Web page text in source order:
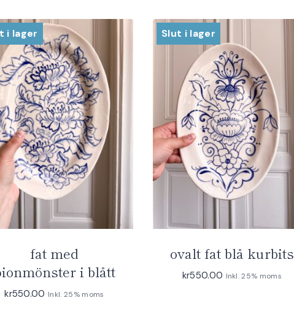
senaste
i lager
fat med
i blått
kr550.00 Inkl. 25% moms
Slut i lager
ovalt fat blå kurbits
kr550.00 Inkl. 25% moms